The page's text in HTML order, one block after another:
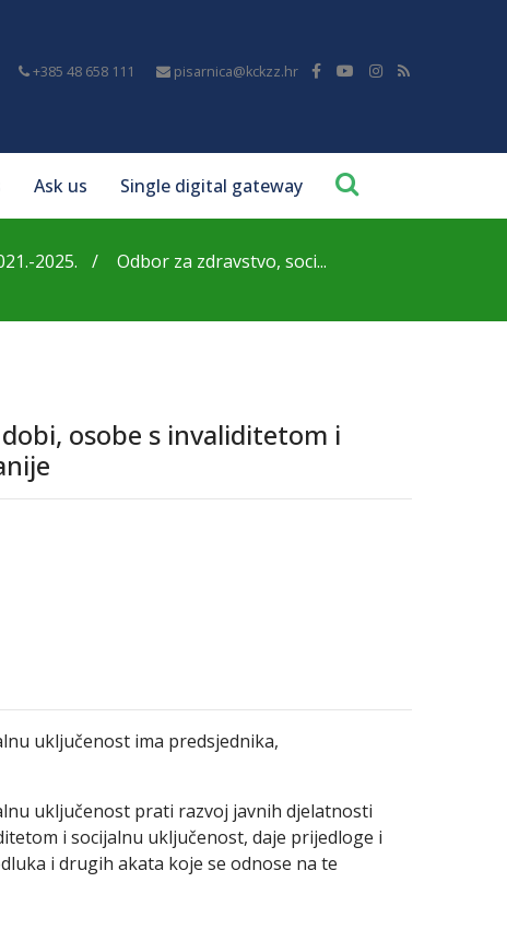
+385 48 658 111 pisarnica@kckzz.hr
Ask us Single digital gateway
2025. Odbor za zdravstvo, soci...
osobe s invaliditetom i
uključenost ima predsjednika,
uključenost prati razvoj javnih djelatnosti
i socijalnu uključenost, daje prijedloge i
i drugih akata koje se odnose na te